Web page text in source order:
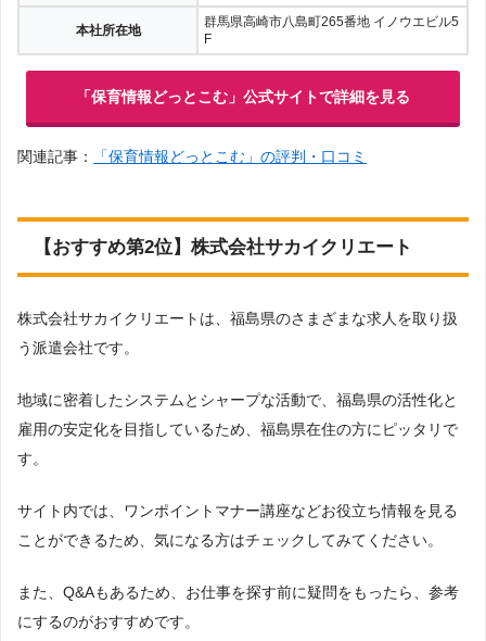
本社所在地
群馬県高崎市八島町265番地 イノウエビル5
F
「保育情報どっとこむ」公式サイトで詳細を見る
関連記事： 「保育情報どっとこむ」の評判・口コミ
【おすすめ第2位】株式会社サカイクリエート
株式会社サカイクリエートは、福島県のさまざまな求人を取り扱
う派遣会社です。
地域に密着したシステムとシャープな活動で、福島県の活性化と
雇用の安定化を目指しているため、福島県在住の方にピッタリで
す。
サイト内では、ワンポイントマナー講座などお役立ち情報を見る
ことができるため、気になる方はチェックしてみてください。
また、Q&Aもあるため、お仕事を探す前に疑問をもったら、参考
にするのがおすすめです。